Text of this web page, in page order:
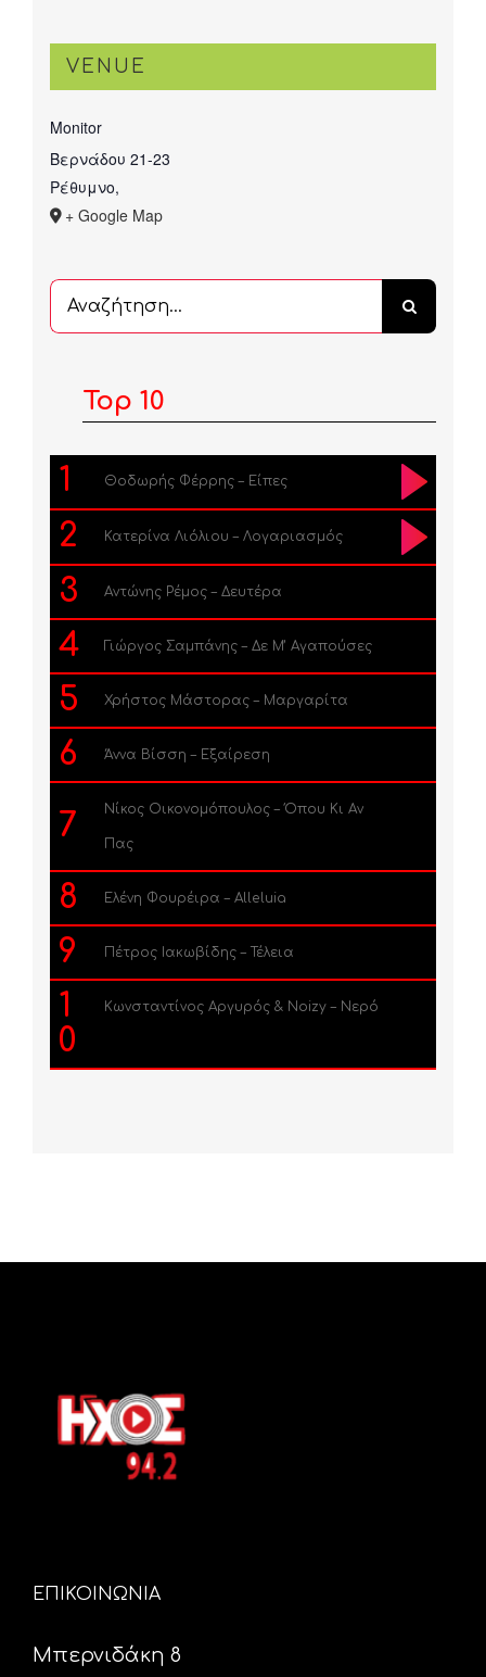
VENUE
Monitor
Βερνάδου 21-23
Ρέθυμνο,
+ Google Map
Αναζήτηση
...
Top 10
1 Θοδωρής Φέρρης – Είπες
2 Κατερίνα Λιόλιου – Λογαριασμός
3 Αντώνης Ρέμος – Δευτέρα
4 Γιώργος Σαμπάνης – Δε Μ’ Αγαπούσες
5 Χρήστος Μάστορας – Μαργαρίτα
6 Άννα Βίσση – Εξαίρεση
7 Νίκος Οικονομόπουλος – Όπου Κι Αν
Πας
8 Ελένη Φουρέιρα – Alleluia
9 Πέτρος Ιακωβίδης – Τέλεια
1
0
Κωνσταντίνος Αργυρός & Noizy – Νερό
ΕΠΙΚΟΙΝΩΝΙΑ
Μπερνιδάκη 8